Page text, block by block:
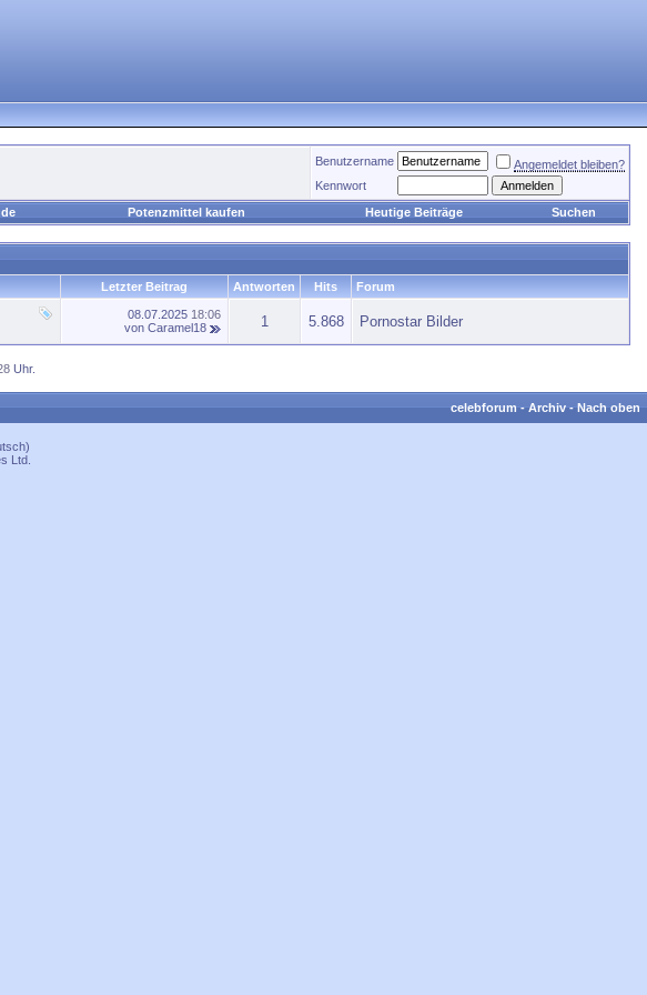
Benutzername
Angemeldet bleiben?
Kennwort
Potenzmittel kaufen Heutige Beiträge Suchen
Letzter Beitrag Antworten Hits Forum
08.07.2025 18:06
von Caramel18 1 5.868 Pornostar Bilder
Uhr.
celebforum-Archiv-Nach oben
Ltd.